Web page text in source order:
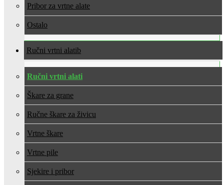
Pribor za vrtne alate
Ostalo
Ručni vrtni alati
Ručni vrtni alati
Škare za grane
Ručne škare za živicu
Vrtne škare
Vrtne pile
Sjekire i pribor